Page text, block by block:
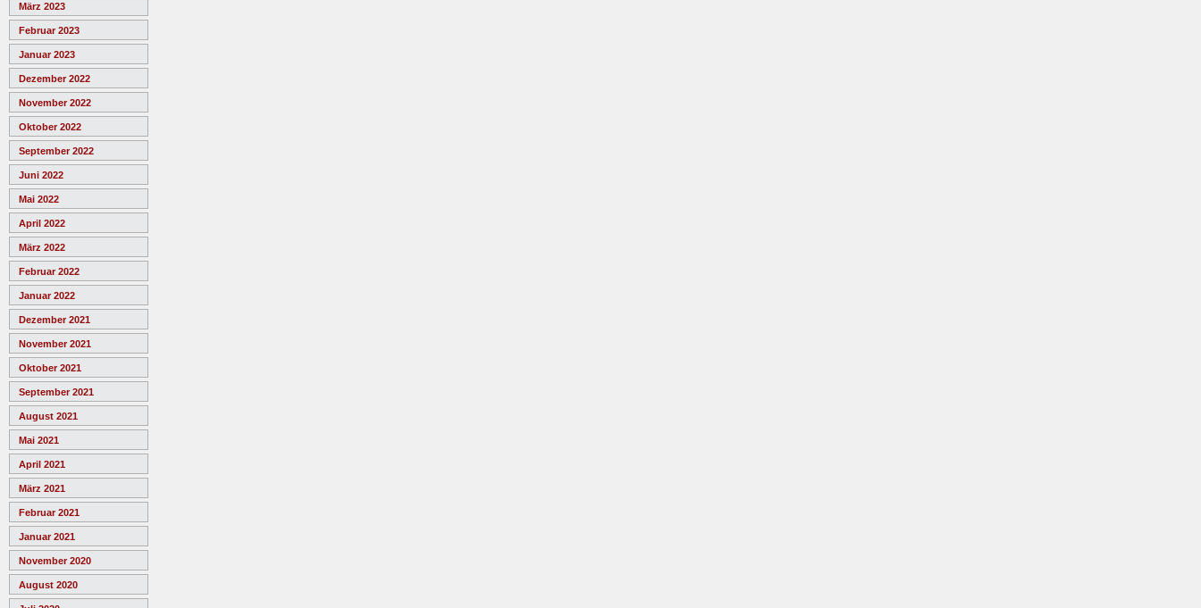
März 2023
Februar 2023
Januar 2023
Dezember 2022
November 2022
Oktober 2022
September 2022
Juni 2022
Mai 2022
April 2022
März 2022
Februar 2022
Januar 2022
Dezember 2021
November 2021
Oktober 2021
September 2021
August 2021
Mai 2021
April 2021
März 2021
Februar 2021
Januar 2021
November 2020
August 2020